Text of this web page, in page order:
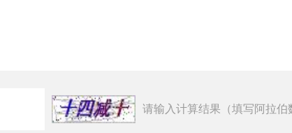
请输入计算结果（填写阿拉伯